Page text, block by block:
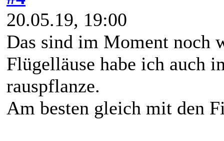
20.05.19, 19:00
Das sind im Moment noch
Flügelläuse habe ich auch
rauspflanze.
Am besten gleich mit den